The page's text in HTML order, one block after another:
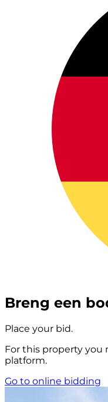
Breng een
Place your bid.
For this property you
platform.
Go to online bidding